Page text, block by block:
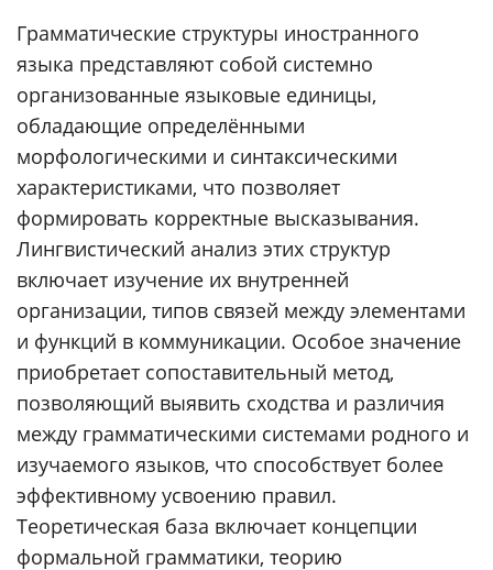
Грамматические структуры иностранного
языка представляют собой системно
организованные языковые единицы,
обладающие определёнными
морфологическими и синтаксическими
характеристиками, что позволяет
формировать корректные высказывания.
Лингвистический анализ этих структур
включает изучение их внутренней
организации, типов связей между элементами
и функций в коммуникации. Особое значение
приобретает сопоставительный метод,
позволяющий выявить сходства и различия
между грамматическими системами родного и
изучаемого языков, что способствует более
эффективному усвоению правил.
Теоретическая база включает концепции
формальной грамматики, теорию